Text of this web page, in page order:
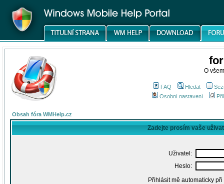
O
FAQ Hledat
Osobní nastavení
Obsah fóra WMHelp.cz
Zadejte prosím vaše
Uživatel:
Heslo:
Přihlásit mě automaticky